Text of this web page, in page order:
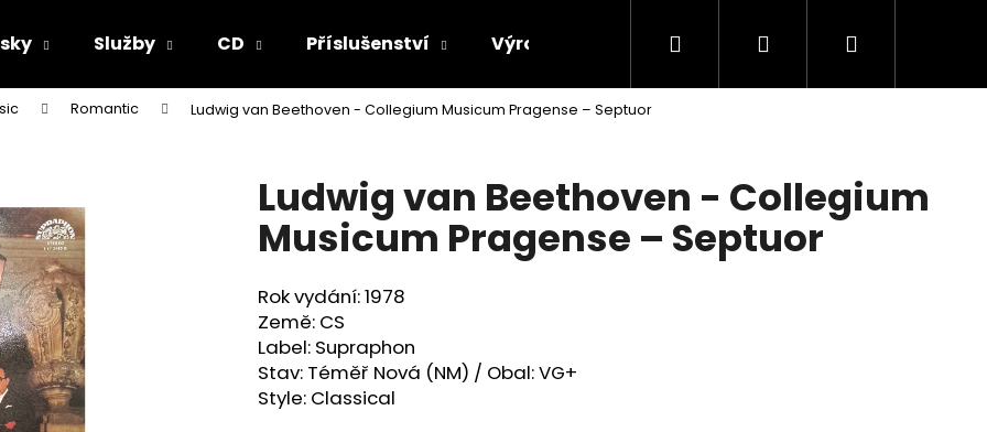
Služby CD Příslušenství Výroba vinylových desek Výkup
Hledat PřihlášeníNákupní
Romantic Ludwig van Beethoven - Collegium Musicum Pragense – Septuor
Ludwig van Beethoven - Collegium
Musicum Pragense – Septuor
Rok vydání: 1978
Země: CS
Label: Supraphon
Stav: Téměř Nová (NM) / Obal: VG+
Style: Classical
Co potřebujete najít?
HLEDAT
Doporučujeme